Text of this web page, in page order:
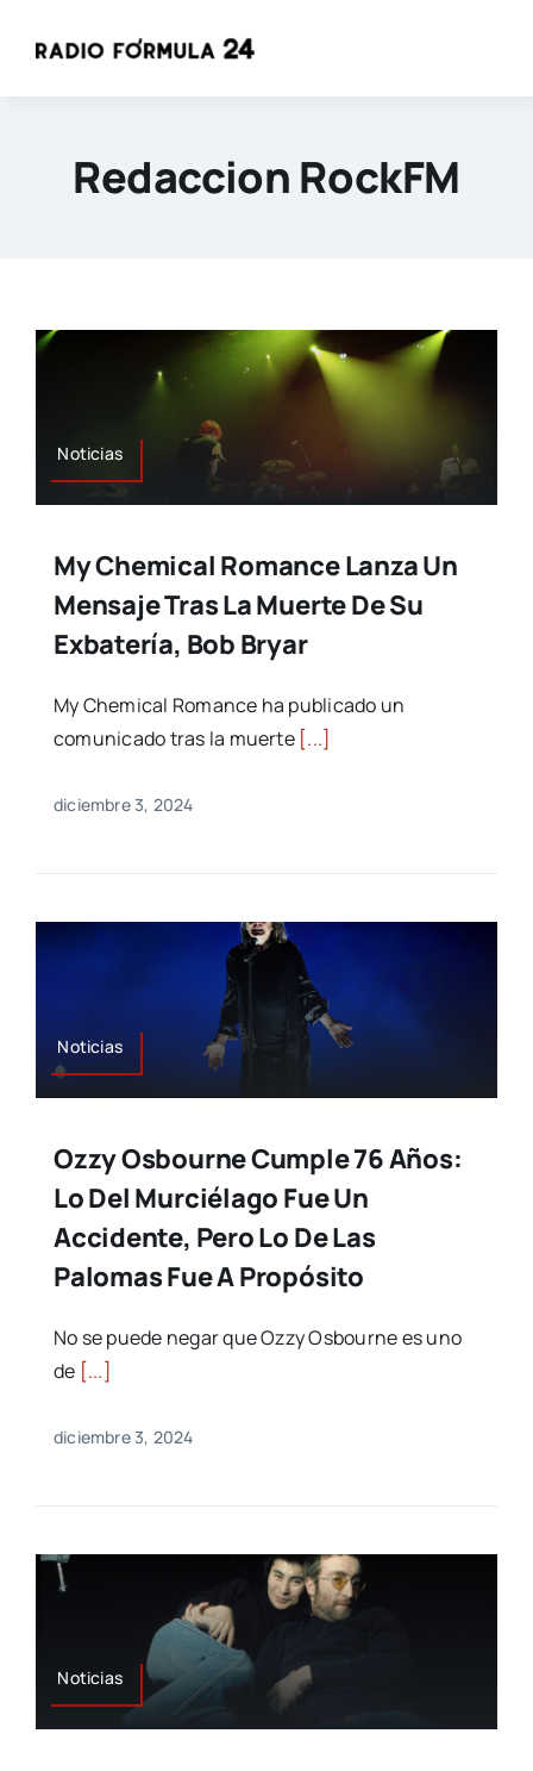
Redaccion RockFM
Noticias
My Chemical Romance Lanza Un
Mensaje Tras La Muerte De Su
Exbatería, Bob Bryar
My Chemical Romance ha publicado un
comunicado tras la muerte [...]
diciembre 3, 2024
Noticias
Ozzy Osbourne Cumple 76 Años:
Lo Del Murciélago Fue Un
Accidente, Pero Lo De Las
Palomas Fue A Propósito
No se puede negar que Ozzy Osbourne es uno
de [...]
diciembre 3, 2024
Noticias